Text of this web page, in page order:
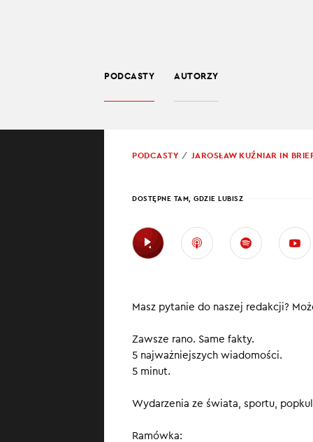
PODCASTY AUTORZY
PROWADZĄCY:
Orlen
Kurs wystąpień
SUBSKRYBUJ,
PODCASTY
JAROSŁAW KUŹNIAR IN
DOSTĘPNE TAM, GDZIE LUBISZ
Masz pytanie do naszej redakcji?
Zawsze rano. Same fakty.
5 najważniejszych wiadomości.
5 minut.
Wydarzenia ze świata, sportu,
Ramówka: